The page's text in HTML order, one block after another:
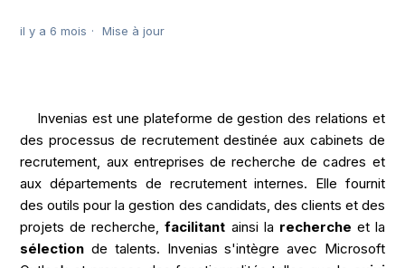
il y a 6 mois Mise à jour
Invenias est une plateforme de gestion des relations et
des processus de recrutement destinée aux cabinets de
recrutement, aux entreprises de recherche de cadres et
aux départements de recrutement internes. Elle fournit
des outils pour la gestion des candidats, des clients et des
projets de recherche, facilitant ainsi la recherche
sélection de talents. Invenias s'intègre avec Microsoft